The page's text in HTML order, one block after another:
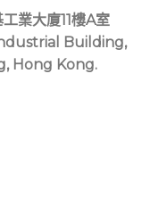
業大廈11樓A室
Building,
Hong Kong.